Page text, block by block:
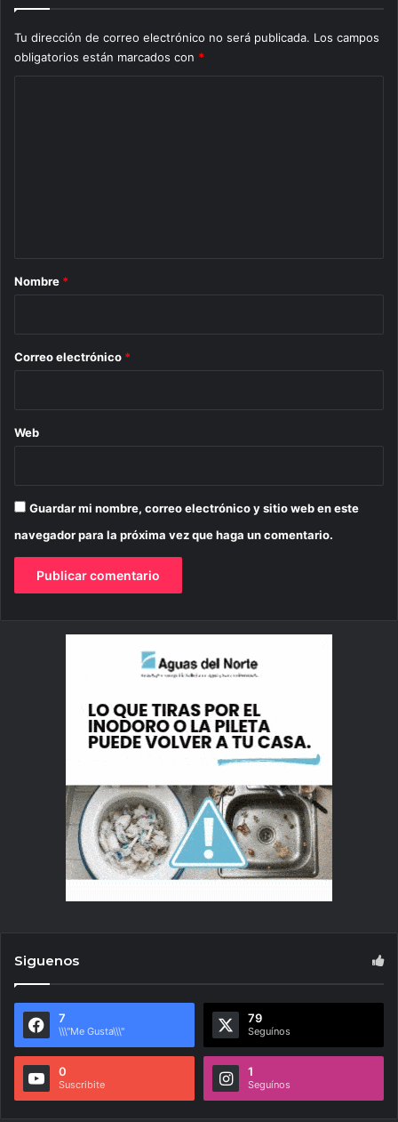
Tu dirección de correo electrónico no será publicada. Los campos
obligatorios están marcados con *
r
*
Nombre *
Correo electrónico *
Web
Guardar mi nombre, correo electrónico y sitio web en este
navegador para la próxima vez que haga un comentario.
Siguenos
7
\\\"Me Gusta\\\"
79
Seguínos
0
Suscribite
1
Seguínos